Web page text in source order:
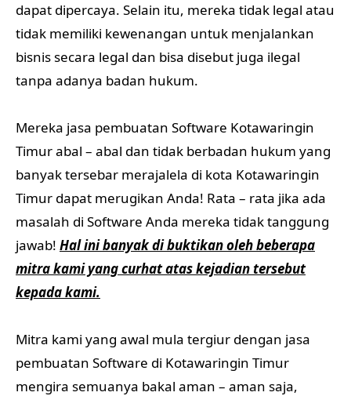
dapat dipercaya. Selain itu, mereka tidak legal atau
tidak memiliki kewenangan untuk menjalankan
bisnis secara legal dan bisa disebut juga ilegal
tanpa adanya badan hukum.
Mereka jasa pembuatan Software Kotawaringin
Timur abal – abal dan tidak berbadan hukum yang
banyak tersebar merajalela di kota Kotawaringin
Timur dapat merugikan Anda! Rata – rata jika ada
masalah di Software Anda mereka tidak tanggung
jawab! Hal ini banyak di buktikan oleh beberapa
mitra kami yang curhat atas kejadian tersebut
kepada kami.
Mitra kami yang awal mula tergiur dengan jasa
pembuatan Software di Kotawaringin Timur
mengira semuanya bakal aman – aman saja,